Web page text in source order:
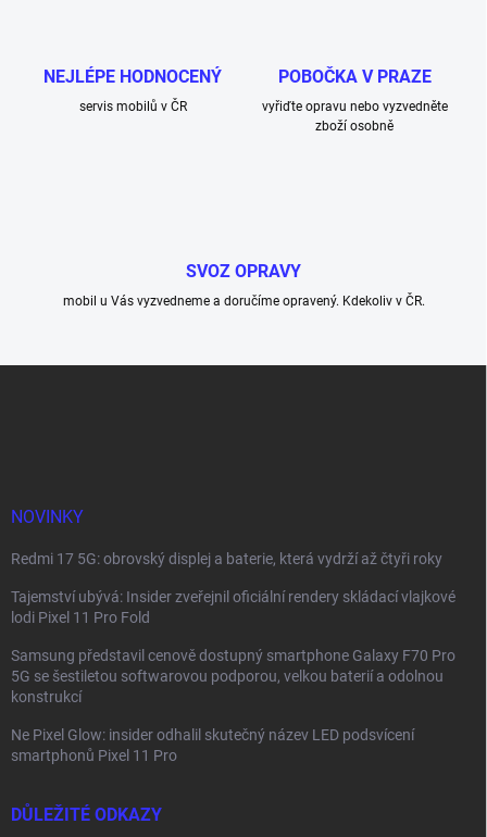
NEJLÉPE HODNOCENÝ
servis mobilů v ČR
POBOČKA V PRAZE
vyřiďte opravu nebo vyzvedněte
zboží osobně
SVOZ OPRAVY
mobil u Vás vyzvedneme a doručíme opravený. Kdekoliv v ČR.
NOVINKY
Redmi 17 5G: obrovský displej a baterie, která vydrží až čtyři roky
Tajemství ubývá: Insider zveřejnil oficiální rendery skládací vlajkové
lodi Pixel 11 Pro Fold
Samsung představil cenově dostupný smartphone Galaxy F70 Pro
5G se šestiletou softwarovou podporou, velkou baterií a odolnou
konstrukcí
Ne Pixel Glow: insider odhalil skutečný název LED podsvícení
smartphonů Pixel 11 Pro
DŮLEŽITÉ ODKAZY